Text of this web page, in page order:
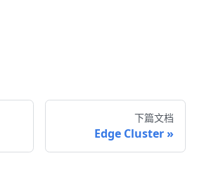
下篇文档
Edge Cluster